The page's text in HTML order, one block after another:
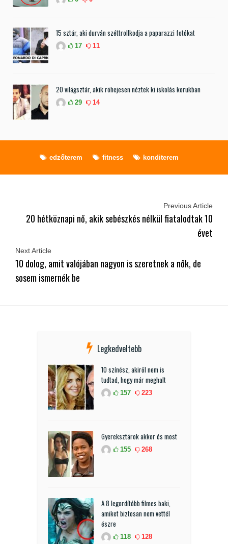
15 sztár, aki durván széttrollkodja a paparazzi fotókat
17 11
20 világsztár, akik röhejesen néztek ki iskolás korukban
29 14
edzőterem fitness konditerem
Previous Article
20 hétköznapi nő, akik sebészkés nélkül fiatalodtak 10
évet
Next Article
10 dolog, amit valójában nagyon is szeretnek a nők, de
sosem ismernék be
Legkedveltebb
10 színész, akiről nem is
tudtad, hogy már meghalt
157 223
Gyereksztárok akkor és most
155 268
A 8 legordítóbb filmes baki,
amiket biztosan nem vettél
észre
118 128